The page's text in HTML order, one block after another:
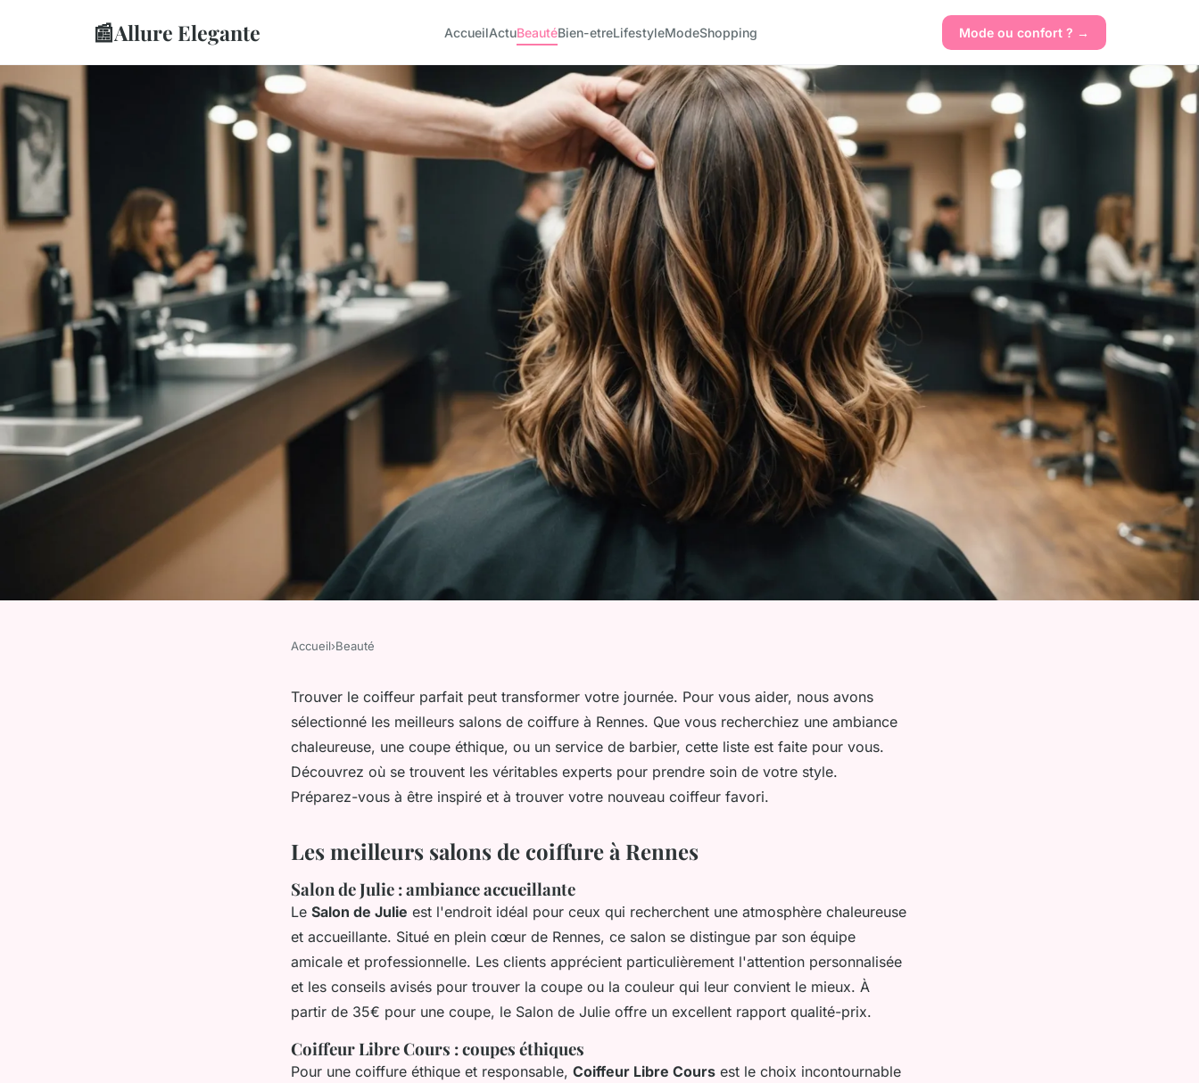
📰Allure Elegante AccueilActuBeautéBien-etreLifestyleModeShopping Mode ou confort ? →
Découvrez les meilleurs coiffeurs à
Accueil›Beauté
Trouver le coiffeur parfait peut transformer votre journée. Pour vous aider, nous avons
sélectionné les meilleurs salons de coiffure à Rennes. Que vous recherchiez une ambiance
chaleureuse, une coupe éthique, ou un service de barbier, cette liste est faite pour vous.
Découvrez où se trouvent les véritables experts pour prendre soin de votre style.
Préparez-vous à être inspiré et à trouver votre nouveau coiffeur favori.
Les meilleurs salons de coiffure à Rennes
Salon de Julie : ambiance accueillante
Le Salon de Julie est l'endroit idéal pour ceux qui recherchent une atmosphère chaleureuse
et accueillante. Situé en plein cœur de Rennes, ce salon se distingue par son équipe
amicale et professionnelle. Les clients apprécient particulièrement l'attention personnalisée
et les conseils avisés pour trouver la coupe ou la couleur qui leur convient le mieux. À
partir de 35€ pour une coupe, le Salon de Julie offre un excellent rapport qualité-prix.
Coiffeur Libre Cours : coupes éthiques
Pour une coiffure éthique et responsable, Coiffeur Libre Cours est le choix incontournable